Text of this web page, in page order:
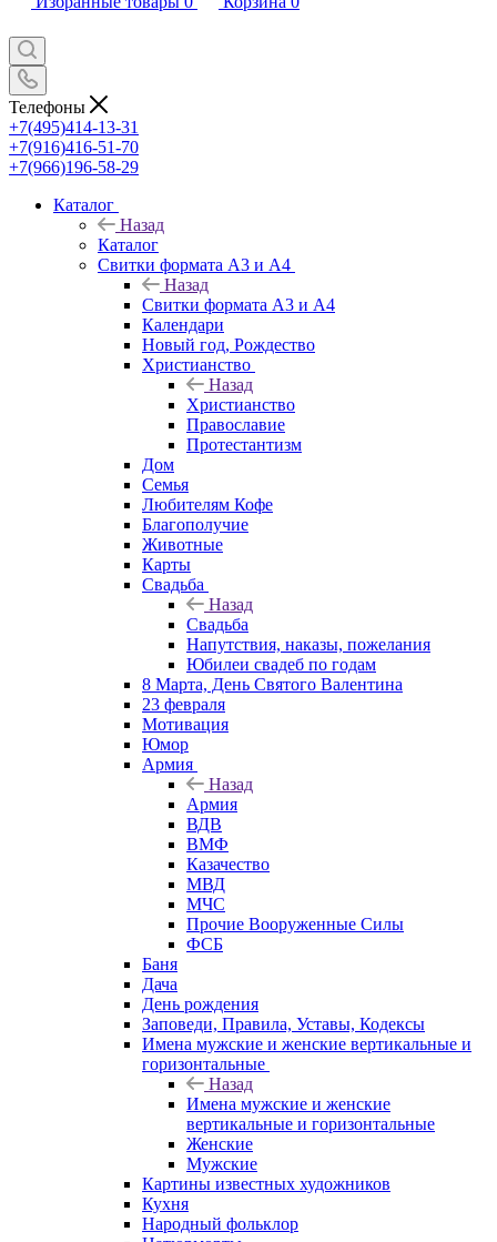
Телефоны
+7(495)414-13-31
+7(916)416-51-70
+7(966)196-58-29
Каталог
Назад
Каталог
Свитки формата А3 и А4
Назад
Свитки формата А3 и А4
Календари
Новый год, Рождество
Христианство
Назад
Христианство
Православие
Протестантизм
Дом
Семья
Любителям Кофе
Благополучие
Животные
Карты
Свадьба
Назад
Свадьба
Напутствия, наказы, пожелания
Юбилеи свадеб по годам
8 Марта, День Святого Валентина
23 февраля
Мотивация
Юмор
Армия
Назад
Армия
ВДВ
ВМФ
Казачество
МВД
МЧС
Прочие Вооруженные Силы
ФСБ
Баня
Дача
День рождения
Заповеди, Правила, Уставы, Кодексы
Имена мужские и женские вертикальные и
горизонтальные
Назад
Имена мужские и женские
вертикальные и горизонтальные
Женские
Мужские
Картины известных художников
Кухня
Народный фольклор